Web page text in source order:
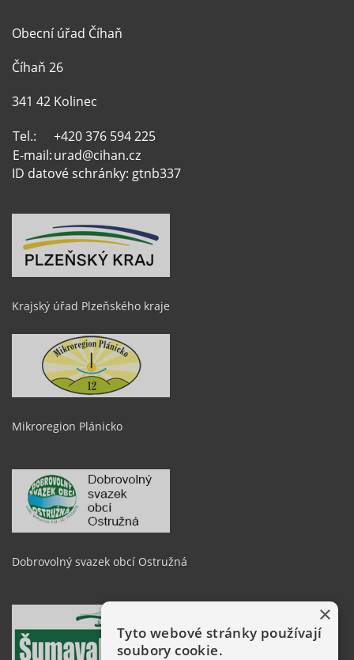
Obecní úřad Číhaň
Číhaň 26
341 42 Kolinec
Tel.:
+420 376 594 225
E-mail:urad@cihan.cz
ID datové schránky: gtnb337
Krajský úřad Plzeňského kraje
Mikroregion Plánicko
Dobrovolný svazek obcí Ostružná
×
Tyto webové stránky používají
soubory cookie.